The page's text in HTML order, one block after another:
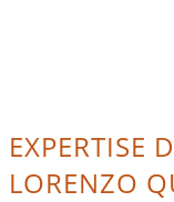
EXPERTISE
LORENZO